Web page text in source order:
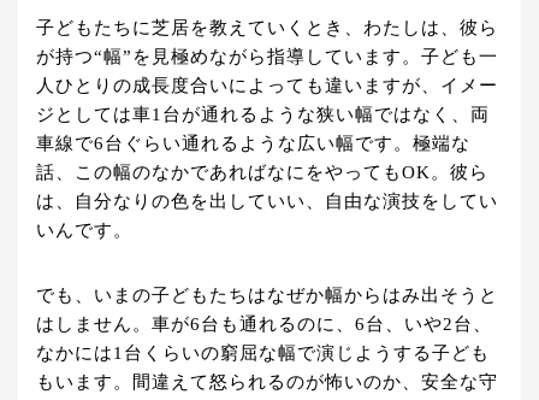
子どもたちに芝居を教えていくとき、わたしは、彼ら
が持つ“幅”を見極めながら指導しています。子ども一
人ひとりの成長度合いによっても違いますが、イメー
ジとしては車1台が通れるような狭い幅ではなく、両
車線で6台ぐらい通れるような広い幅です。極端な
話、この幅のなかであればなにをやってもOK。彼ら
は、自分なりの色を出していい、自由な演技をしてい
いんです。
でも、いまの子どもたちはなぜか幅からはみ出そうと
はしません。車が6台も通れるのに、6台、いや2台、
なかには1台くらいの窮屈な幅で演じようする子ども
もいます。間違えて怒られるのが怖いのか、安全な守